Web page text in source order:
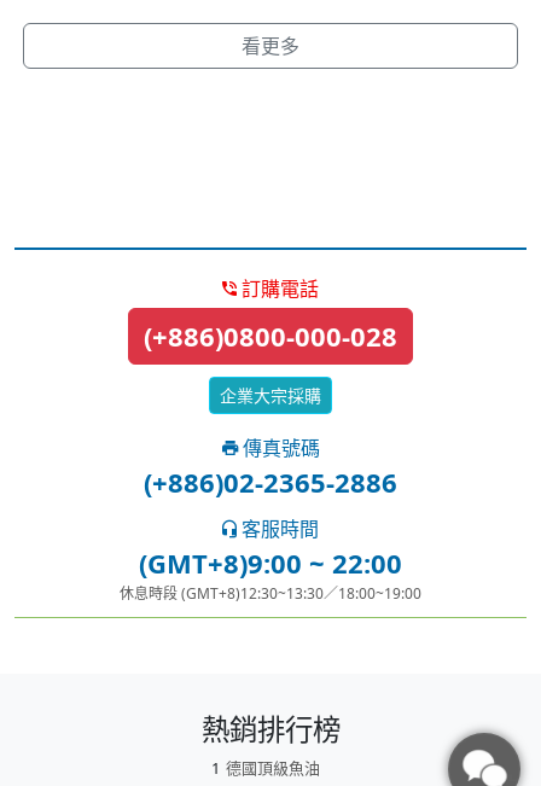
看更多
訂購電話
(+886)0800-000-028
企業大宗採購
傳真號碼
(+886)02-2365-2886
客服時間
(GMT+8)9:00 ~ 22:00
休息時段 (GMT+8)12:30~13:30／18:00~19:00
熱銷排行榜
德國頂級魚油